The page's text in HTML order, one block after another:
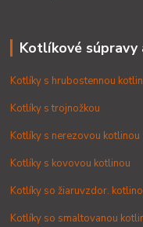
Kotlíkové súpravy
Kotlíky s hrubostennou
Kotlíky s trojnožkou
Kotlíky s nerezovou kotlinou
Kotlíky s kovovou kotlinou
Kotlíky so žiaruvzdor.
Kotlíky so smaltovanou